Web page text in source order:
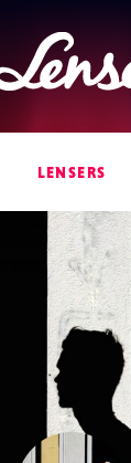
LENSERS